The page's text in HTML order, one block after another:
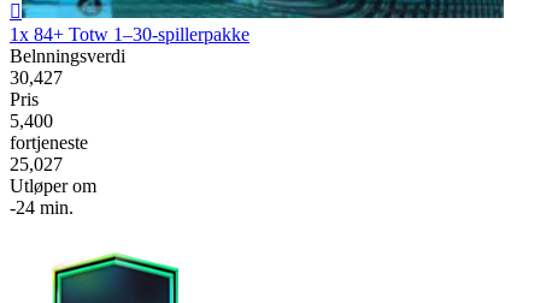

1x 84+ Totw 1–30-spillerpakke
Belnningsverdi
30,427
Pris
5,400
fortjeneste
25,027
Utløper om
-24 min.